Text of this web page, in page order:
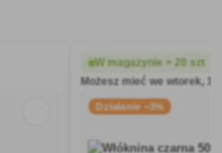
W magazynie > 20 szt
Możesz mieć we wtorek,
Działanie −3%